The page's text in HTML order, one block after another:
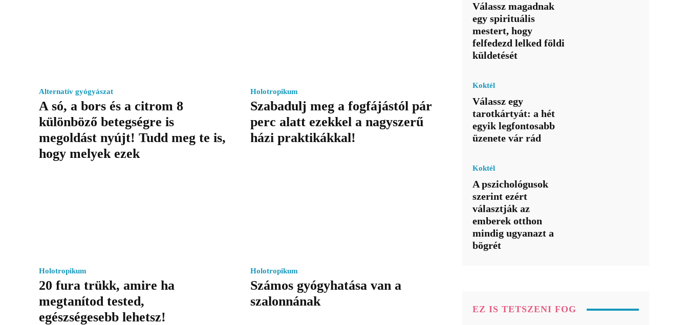
Alternatív gyógyászat
A só, a bors és a citrom 8
különböző betegségre is
megoldást nyújt! Tudd meg te is,
hogy melyek ezek
Holotropikum
Szabadulj meg a fogfájástól pár
perc alatt ezekkel a nagyszerű
házi praktikákkal!
Holotropikum
20 fura trükk, amire ha
megtanítod tested,
egészségesebb lehetsz!
Holotropikum
Számos gyógyhatása van a
szalonnának
Válassz magadnak
egy spirituális
mestert, hogy
felfedezd lelked földi
küldetését
Koktél
Válassz egy
tarotkártyát: a hét
egyik legfontosabb
üzenete vár rád
Koktél
A pszichológusok
szerint ezért
választják az
emberek otthon
mindig ugyanazt a
bögrét
EZ IS TETSZENI FOG